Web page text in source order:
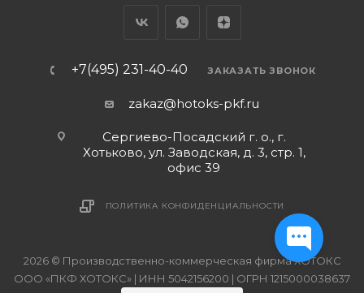
+7(495) 231-40-40 ЗАКАЗАТЬ ЗВОНОК
zakaz@hotoks-pkf.ru
Сергиево-Посадский г. о., г.
Хотьково, ул. Заводская, д. 3, стр. 1,
офис 39
ПОЛИТИКА КОНФИДЕНЦИАЛЬНОСТИ
2026 © Производственно-коммерческая фирма ХОТОКС
ООО «ПКФ ХОТОКС» | ИНН 5042156200 | ОГРН 1215000038637